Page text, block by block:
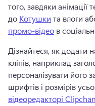
того, завдяки анімації
до Котушки та влоги
промо-відео в
Дізнайтеся, як додати
кліпів, наприклад
персоналізувати його
шрифтів і розмірів
відеоредакторі